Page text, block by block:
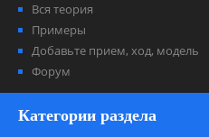
Вся теория
Примеры
Добавьте прием, ход, модель
Форум
Категории раздела